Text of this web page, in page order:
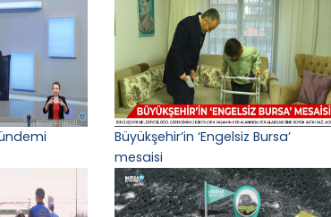
Büyükşehir’in ‘Engelsiz Bursa’
mesaisi